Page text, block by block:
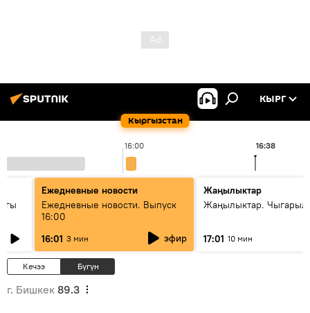
Кыргызстан
КЫРГ
16:00 16:38
Ежедневные новости
Ежедневные новости. Выпуск
16:00
16:01 3 мин эфир
Жаңылыктар
Жаңылыктар.
17:01 10 мин
Кечээ Бүгүн
г. Бишкек 89.3